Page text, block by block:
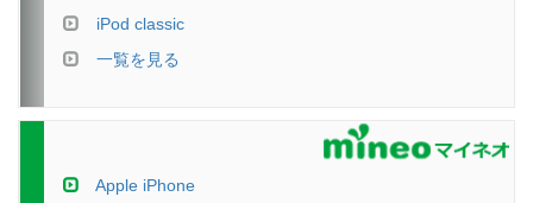
iPod classic
一覧を見る
Apple iPhone